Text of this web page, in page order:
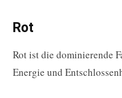
Rot
Rot ist die dominierende
Energie und